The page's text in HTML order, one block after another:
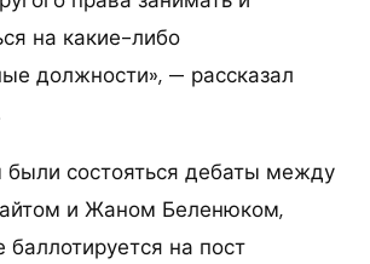
на какие-либо
должности», — рассказал
состояться дебаты между
и Жаном Беленюком,
баллотируется на пост